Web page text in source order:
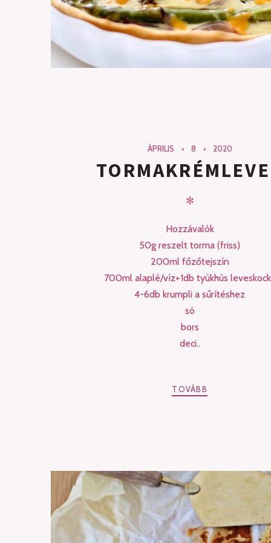
ÁPRILIS 8 2020
✻
Hozzávalók
50g reszelt torma (friss)
200ml főzőtejszín
700ml alaplé/víz+1db tyúkhús
4-6db krumpli a sűrítéshez
só
bors
deci..
TOVÁBB